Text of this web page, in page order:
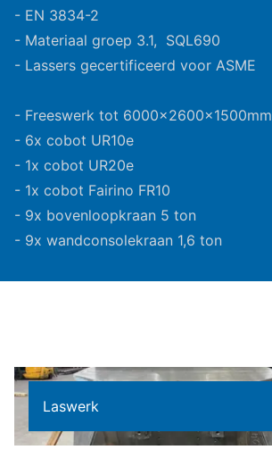
- EN 3834-2
- Materiaal groep 3.1, SQL690
- Lassers gecertificeerd voor ASME
- Freeswerk tot 6000x2600x1500mm
- 6x cobot UR10e
- 1x cobot UR20e
- 1x cobot Fairino FR10
- 9x bovenloopkraan 5 ton
- 9x wandconsolekraan 1,6 ton
Laswerk